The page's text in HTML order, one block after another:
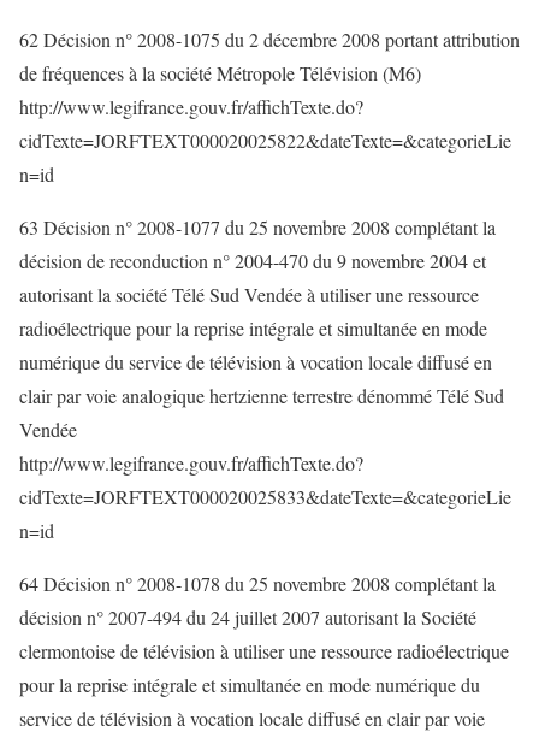
62 Décision n° 2008-1075 du 2 décembre 2008 portant attribution
de fréquences à la société Métropole Télévision (M6)
http://www.legifrance.gouv.fr/affichTexte.do?
cidTexte=JORFTEXT000020025822&dateTexte=&categorieLie
n=id
63 Décision n° 2008-1077 du 25 novembre 2008 complétant la
décision de reconduction n° 2004-470 du 9 novembre 2004 et
autorisant la société Télé Sud Vendée à utiliser une ressource
radioélectrique pour la reprise intégrale et simultanée en mode
numérique du service de télévision à vocation locale diffusé en
clair par voie analogique hertzienne terrestre dénommé Télé Sud
Vendée
http://www.legifrance.gouv.fr/affichTexte.do?
cidTexte=JORFTEXT000020025833&dateTexte=&categorieLie
n=id
64 Décision n° 2008-1078 du 25 novembre 2008 complétant la
décision n° 2007-494 du 24 juillet 2007 autorisant la Société
clermontoise de télévision à utiliser une ressource radioélectrique
pour la reprise intégrale et simultanée en mode numérique du
service de télévision à vocation locale diffusé en clair par voie